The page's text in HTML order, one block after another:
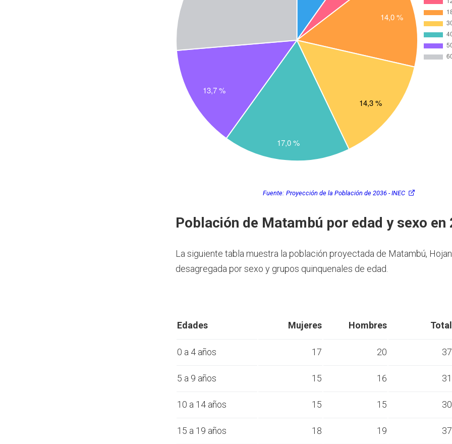
Fuente: Proyección de la Población de 2036 - INEC
Población de Matambú por edad y sexo en
La siguiente tabla muestra la población proyectada de Matambú,
desagregada por sexo y grupos quinquenales de edad.
Edades Mujeres Hombres Total
0 a 4 años 17 20 37
5 a 9 años 15 16 31
10 a 14 años 15 15 30
15 a 19 años 18 19 37